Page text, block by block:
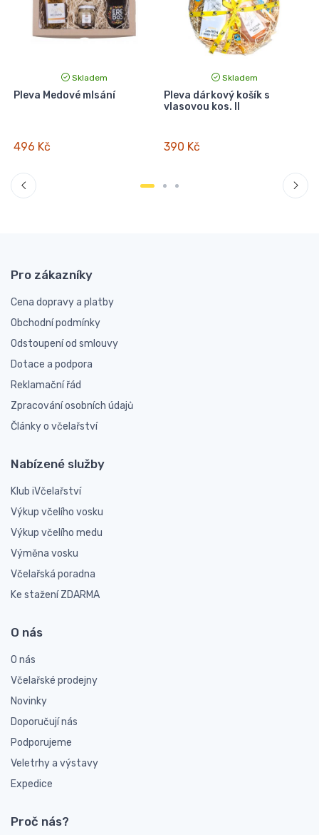
Skladem
Pleva Medové mlsání
496 Kč
Skladem
Pleva dárkový košík s
vlasovou kos. II
390 Kč
Pro zákazníky
Cena dopravy a platby
Obchodní podmínky
Odstoupení od smlouvy
Dotace a podpora
Reklamační řád
Zpracování osobních údajů
Články o včelařství
Nabízené služby
Klub iVčelařství
Výkup včelího vosku
Výkup včelího medu
Výměna vosku
Včelařská poradna
Ke stažení ZDARMA
O nás
O nás
Včelařské prodejny
Novinky
Doporučují nás
Podporujeme
Veletrhy a výstavy
Expedice
Proč nás?